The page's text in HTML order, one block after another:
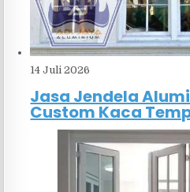
14 Juli 2026
Jasa Jendela
Custom Kaca